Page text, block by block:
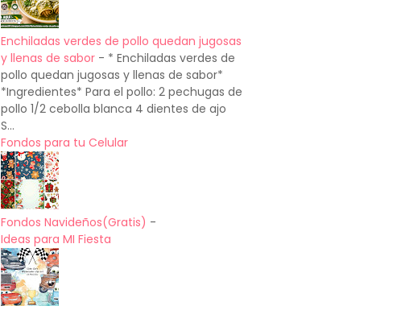
Enchiladas verdes de pollo quedan jugosas
y llenas de sabor - * Enchiladas verdes de
pollo quedan jugosas y llenas de sabor*
*Ingredientes* Para el pollo: 2 pechugas de
pollo 1/2 cebolla blanca 4 dientes de ajo
S...
Fondos para tu Celular
Fondos Navideños(Gratis) -
Ideas para MI Fiesta